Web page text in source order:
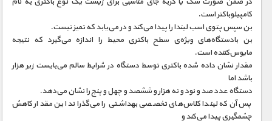
کامپیلوباکتر است.
بن سپس پتوی اسب لیندا را پیدا می‌کند و در می‌یابد که تمیز نیست.
بن بادستگاه‌های ویژه‌ی سطح باکتری محیط را اندازه می‌گیرد که نتیجه
مایوس‌کننده است.
مقدار نشان داده شده باکتری توسط دستگاه در شرایط سالم می‌بایست زیر هزار
باشد اما
دستگاه عدد صد و نود و نه هزار و ششصد و چهل و پنج را نشان می‌دهد.
پس آن‌که لیندا کلاس‌های تخصصی بهداشتی را می‌گذراند این مقدار کاهش
چشمگیری پیدا می‌کند و